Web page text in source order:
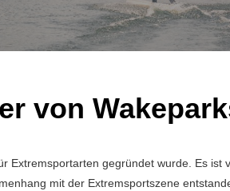
von
Extremsportarten gegründet wurde. Es ist
mit der Extremsportszene